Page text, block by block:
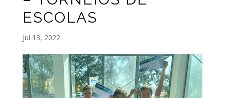
ESCOLAS
Jul 13, 2022